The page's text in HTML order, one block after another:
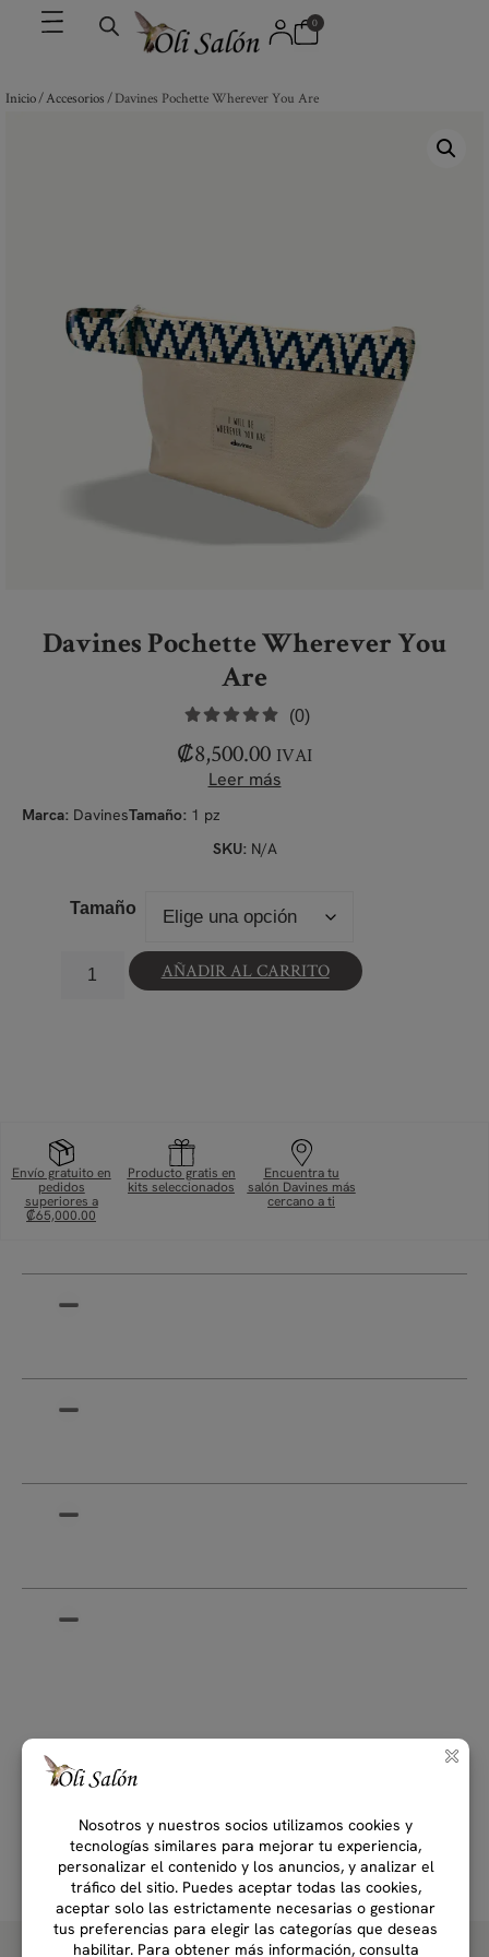
0
Inicio/Accesorios/ Davines Pochette Wherever You Are
Davines Pochette Wherever You
Are
(0)
₡8,500.00 IVAI
Leer más
Marca: DavinesTamaño: 1 pz
SKU: N/A
Tamaño
AÑADIR AL CARRITO
Envío gratuito en
pedidos
superiores a
₡65,000.00
Producto gratis en
kits seleccionados
Encuentra tu
salón Davines más
cercano a ti
Complete su rutina...